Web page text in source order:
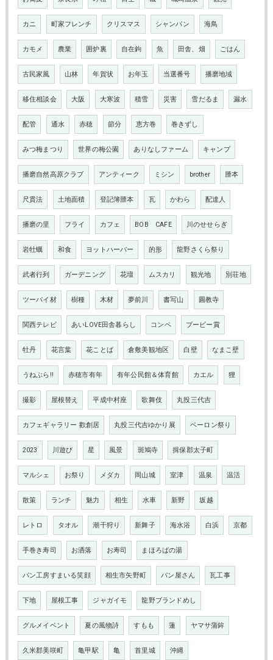
カニ 町家フレンチ クリスマス シャンパン 海鳥
カモメ 農業 囲炉裏 自在鉤 魚 田舎、畑 ごはん
古民家風 山林 年賀状 お年玉 当選番号 播磨地域
移住相談会 大阪 大寒波 積雪 災害 雪だるま 漏水
配管 通水 赤穂 節分 恵方巻 巻きずし
みつ梅まつり 世界の梅公園 ありなしファーム キャンプ
播磨自然高原クラブ アンティーク ミシン brother 謄本
尺貫法 土地面積 登記簿謄本 瓦 かわら 配達人
播磨の里 フライ カフェ BOB CAFE 川のせせらぎ
岩牡蠣 和食 ヨットハーバー 的形 龍野さくら祭り
武者行列 ガーデニング 花壇 ムスカリ 観光地 別荘地
ツーバイ材 樹種 木材 夢前川 書写山 圓教寺
関西テレビ あいLOVE田舎暮らし コンペ ブービー賞
牡丹 花言葉 花ことば 倉敷美観地区 白壁 なまこ壁
うねぶら‼ 赤穂市有年 有年公民館＆体育館 カエル 狸
撮影 屋根替え 平成中村座 歌舞伎 丸投三代吉
カフェギャラリー 歡創居 丸投三代吉ゆかり展 ペーロン祭り
2023 川遊び 星 風景 斑鳩寺 揖保郡太子町
マルシェ お祭り メダカ 岡山城 室津 温泉 温活
散策 ランチ 魅力 相生 水車 新野 坂越
レトロ タオル 潮干狩り 新舞子 海水浴 白浜 京都
手巻き寿司 お洒落 お寿司 まほろばの湯
パン工房すまいる笑顔 相生市矢野町 パン屋さん 瓦工事
下地 屋根工事 ジャガイモ 龍野ブランドめし
グルメイベント 夏の風物詩 すもも 蓮 ヤマサ蒲鉾
久米郡美咲町 亀甲駅 亀 首里城 沖縄